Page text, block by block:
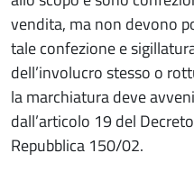
vendita, ma non devono
tale confezione e
dell’involucro stesso o
la marchiatura deve
dall’articolo 19 del
Repubblica 150/02.